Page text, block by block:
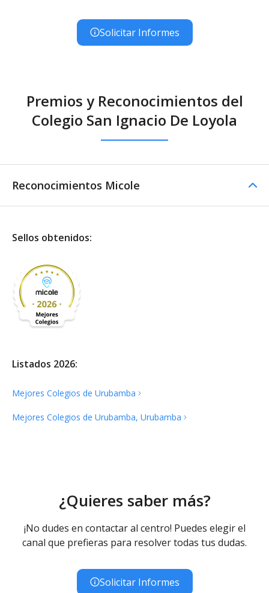
Solicitar Informes
Premios y Reconocimientos del
Colegio San Ignacio De Loyola
Reconocimientos Micole
Sellos obtenidos:
Listados 2026:
Mejores Colegios de Urubamba
Mejores Colegios de Urubamba, Urubamba
¿Quieres saber más?
¡No dudes en contactar al centro! Puedes elegir el
canal que prefieras para resolver todas tus dudas.
Solicitar Informes